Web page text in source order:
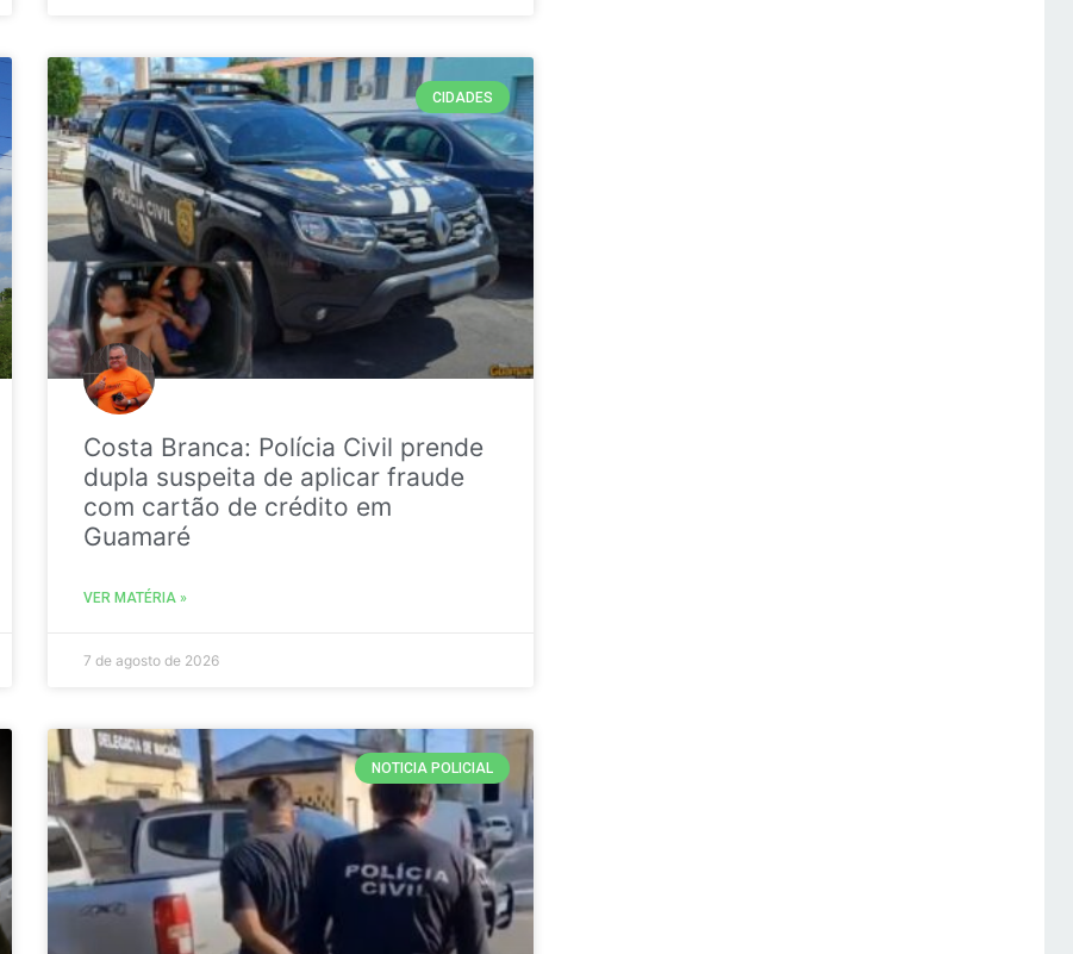
CIDADES
Costa Branca: Polícia Civil prende
dupla suspeita de aplicar fraude
com cartão de crédito em
Guamaré
VER MATÉRIA »
7 de agosto de 2026
NOTICIA POLICIAL